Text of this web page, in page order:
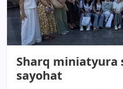
Sharq miniatyura
sayohat